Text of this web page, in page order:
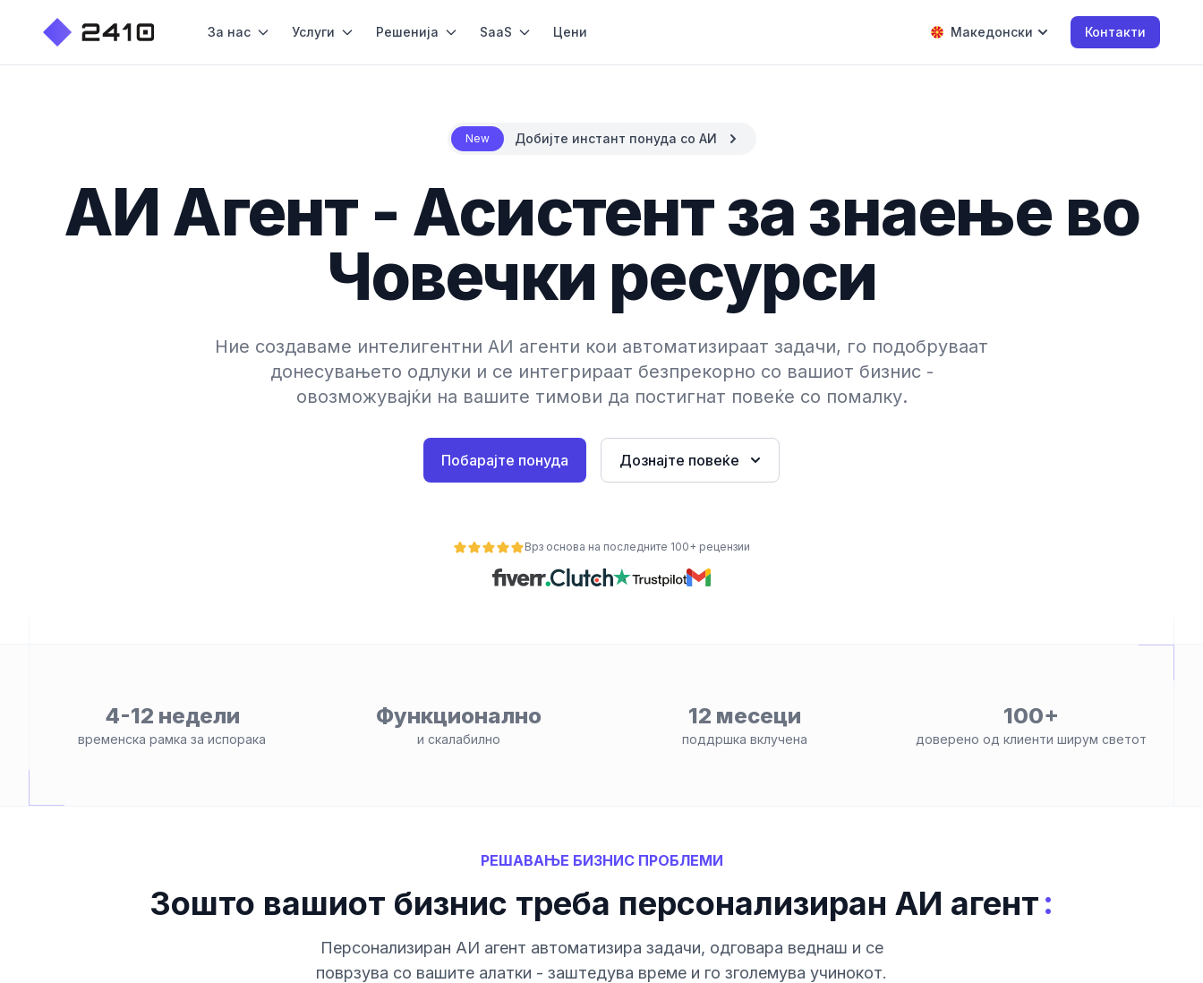
За нас Услуги Решенија SaaS Цени Македонски Контакти
New Добијте инстант понуда со АИ
АИ Агент - Асистент за знаење во
Човечки ресурси
Ние создаваме интелигентни АИ агенти кои автоматизираат задачи, го подобруваат
донесувањето одлуки и се интегрираат безпрекорно со вашиот бизнис -
овозможувајќи на вашите тимови да постигнат повеќе со помалку.
Побарајте понуда Дознајте повеќе
Врз основа на последните 100+ рецензии
4-12 недели
временска рамка за испорака
Функционално
и скалабилно
12 месеци
поддршка вклучена
100+
доверено од клиенти ширум светот
РЕШАВАЊЕ БИЗНИС ПРОБЛЕМИ
Зошто вашиот бизнис треба персонализиран АИ агент:
Персонализиран АИ агент автоматизира задачи, одговара веднаш и се
поврзува со вашите алатки - заштедува време и го зголемува учинокот.